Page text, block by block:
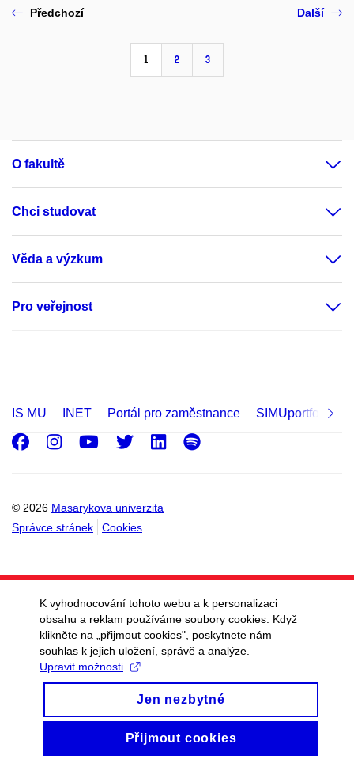
Předchozí
1 2 3
Další
O fakultě
Chci studovat
Věda a výzkum
Pro veřejnost
IS MU INET Portál pro zaměstnance SIMUportfolio
© 2026 Masarykova univerzita
Správce stránek
Cookies
Facebook
Instagram
Youtube
Twitter
LinkedIn
Spotify
K vyhodnocování tohoto webu a k personalizaci
obsahu a reklam používáme soubory cookies. Když
klikněte na „přijmout cookies", poskytnete nám
souhlas k jejich uložení, správě a analýze.
Upravit možnosti
Jen nezbytné
Přijmout cookies